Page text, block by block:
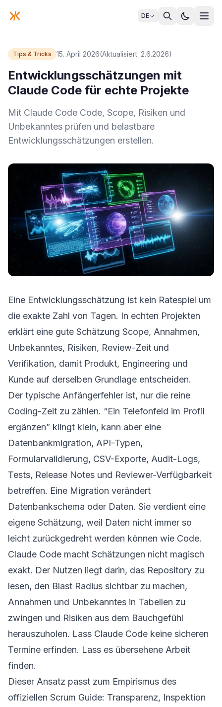
DE
Tips & Tricks 15. April 2026(Aktualisiert: 2.6.2026)
Entwicklungsschätzungen mit
Claude Code für echte Projekte
Mit Claude Code Code, Scope, Risiken und
Unbekanntes prüfen und belastbare
Entwicklungsschätzungen erstellen.
Eine Entwicklungsschätzung ist kein Ratespiel um
die exakte Zahl von Tagen. In echten Projekten
erklärt eine gute Schätzung Scope, Annahmen,
Unbekanntes, Risiken, Review-Zeit und
Verifikation, damit Produkt, Engineering und
Kunde auf derselben Grundlage entscheiden.
Der typische Anfängerfehler ist, nur die reine
Coding-Zeit zu zählen. “Ein Telefonfeld im Profil
ergänzen” klingt klein, kann aber eine
Datenbankmigration, API-Typen,
Formularvalidierung, CSV-Exporte, Audit-Logs,
Tests, Release Notes und Reviewer-Verfügbarkeit
betreffen. Eine Migration verändert
Datenbankschema oder Daten. Sie verdient eine
eigene Schätzung, weil Daten nicht immer so
leicht zurückgedreht werden können wie Code.
Claude Code macht Schätzungen nicht magisch
exakt. Der Nutzen liegt darin, das Repository zu
lesen, den Blast Radius sichtbar zu machen,
Annahmen und Unbekanntes in Tabellen zu
zwingen und Risiken aus dem Bauchgefühl
herauszuholen. Lass Claude Code keine sicheren
Termine erfinden. Lass es übersehene Arbeit
finden.
Dieser Ansatz passt zum Empirismus des
offiziellen Scrum Guide: Transparenz, Inspektion